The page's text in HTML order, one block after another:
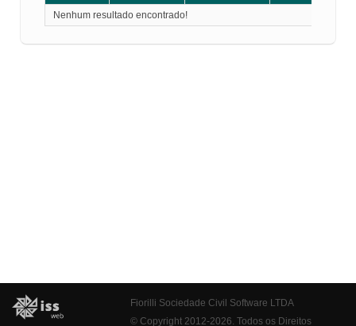
Nenhum resultado encontrado!
Fiorilli Sociedade Civil Software LTDA
© Copyright 2012-2026. Todos os Direitos